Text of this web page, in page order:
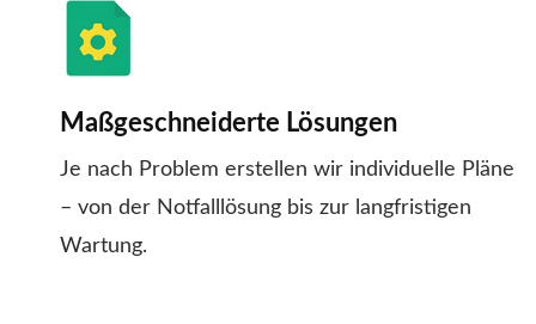
Maßgeschneiderte Lösungen
Je nach Problem erstellen wir individuelle Pläne
– von der Notfalllösung bis zur langfristigen
Wartung.